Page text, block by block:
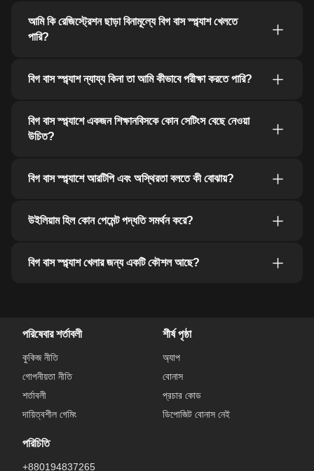
আমি কি রেজিস্ট্রেশন ছাড়া বিনামূল্যে বিগ বাস স্প্ল্যাশ খেলতে
পারি?
বিগ বাস স্প্ল্যাশ ন্যায্য কিনা তা আমি কীভাবে পরীক্ষা করতে পারি?
বিগ বাস স্প্ল্যাশে একজন শিক্ষানবিসকে কোন সেটিংস বেছে নেওয়া
উচিত?
বিগ বাস স্প্ল্যাশে আরটিপি এবং অস্থিরতা বলতে কী বোঝায়?
উইলিয়াম হিল কোন পেমেন্ট পদ্ধতি সমর্থন করে?
বিগ বাস স্প্ল্যাশ খেলার জন্য একটি কৌশল আছে?
পরিষেবার শর্তাবলী
কুকিজ নীতি
গোপনীয়তা নীতি
শর্তাবলী
দায়িত্বশীল গেমিং
শীর্ষ পৃষ্ঠা
অ্যাপ
বোনাস
প্রচার কোড
ডিপোজিট বোনাস নেই
পরিচিতি
+880194837265